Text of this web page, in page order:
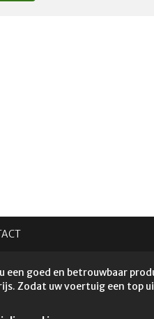
een goed en betrouwbaar
Zodat uw voertuig een top